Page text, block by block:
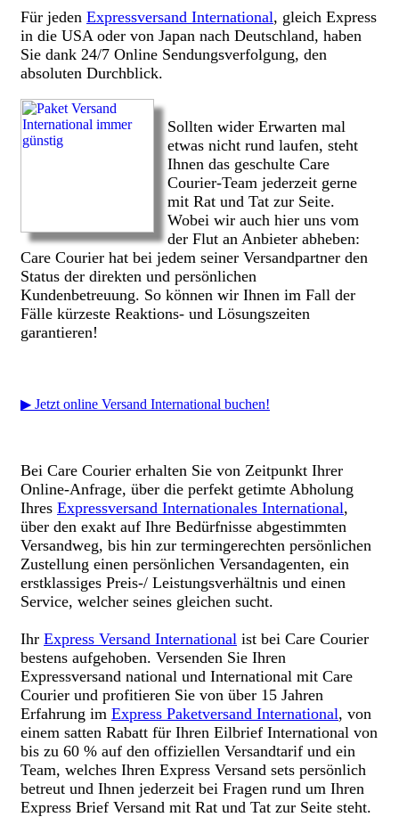
Für jeden Expressversand International, gleich Express
in die USA oder von Japan nach Deutschland, haben
Sie dank 24/7 Online Sendungsverfolgung, den
absoluten Durchblick.
Sollten wider Erwarten mal
etwas nicht rund laufen, steht
Ihnen das geschulte Care
Courier-Team jederzeit gerne
mit Rat und Tat zur Seite.
Wobei wir auch hier uns vom
der Flut an Anbieter abheben:
Care Courier hat bei jedem seiner Versandpartner den
Status der direkten und persönlichen
Kundenbetreuung. So können wir Ihnen im Fall der
Fälle kürzeste Reaktions- und Lösungszeiten
garantieren!
▶ Jetzt online Versand International buchen!
Bei Care Courier erhalten Sie von Zeitpunkt Ihrer
Online-Anfrage, über die perfekt getimte Abholung
Ihres Expressversand Internationales International,
über den exakt auf Ihre Bedürfnisse abgestimmten
Versandweg, bis hin zur termingerechten persönlichen
Zustellung einen persönlichen Versandagenten, ein
erstklassiges Preis-/ Leistungsverhältnis und einen
Service, welcher seines gleichen sucht.
Ihr Express Versand International ist bei Care Courier
bestens aufgehoben. Versenden Sie Ihren
Expressversand national und International mit Care
Courier und profitieren Sie von über 15 Jahren
Erfahrung im Express Paketversand International, von
einem satten Rabatt für Ihren Eilbrief International von
bis zu 60 % auf den offiziellen Versandtarif und ein
Team, welches Ihren Express Versand sets persönlich
betreut und Ihnen jederzeit bei Fragen rund um Ihren
Express Brief Versand mit Rat und Tat zur Seite steht.